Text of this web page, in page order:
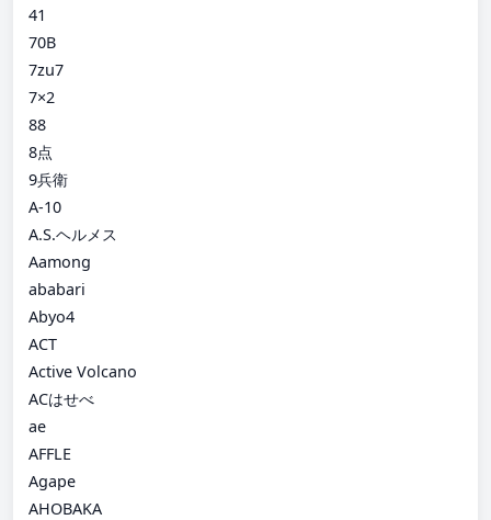
41
70B
7zu7
7×2
88
8点
9兵衛
A-10
A.S.ヘルメス
Aamong
ababari
Abyo4
ACT
Active Volcano
ACはせべ
ae
AFFLE
Agape
AHOBAKA